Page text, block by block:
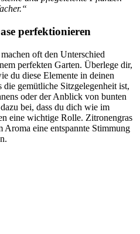
perfektionieren
oft den Unterschied
perfekten Garten. Überlege dir,
du diese Elemente in deinen
gemütliche Sitzgelegenheit ist,
oder der Anblick von bunten
bei, dass du dich wie im
eine wichtige Rolle. Zitronengras
eine entspannte Stimmung